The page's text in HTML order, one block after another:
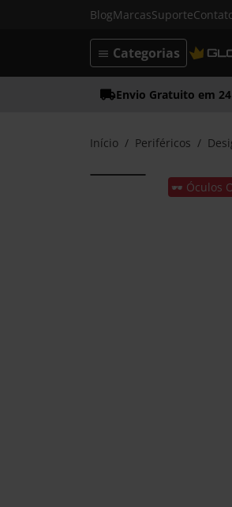
BlogMarcasSuporte
Categorias
Envio Gratuito em 24
Início Periféricos
🕶️ Óculos